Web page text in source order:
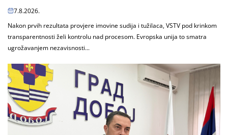
7.8.2026.
Nakon prvih rezultata provjere imovine sudija i tužilaca, VSTV pod krinkom
transparentnosti želi kontrolu nad procesom. Evropska unija to smatra
ugrožavanjem nezavisnosti...